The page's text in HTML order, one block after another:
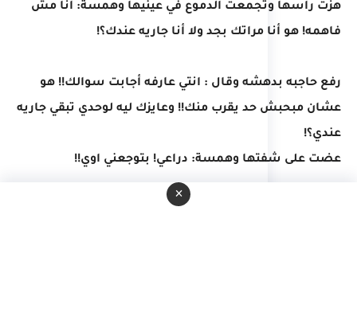
هزت راسها وتجمعت الدموع في عينيها وهمسة: أنا مش
فاهمه! هو أنا مراتك بجد ولا أنا جاريه عندك؟!
رفع حاجبه بدهشه وقال : انتي عارفه أجابت سوالك!! هو
عشان مبحبش حد يقرب منك!! وعايزك ليه لوحدي تبقي جاريه
عندي؟!
عضت على شفتها وهمسة: دراعي! بتوجعني اوي!!
×